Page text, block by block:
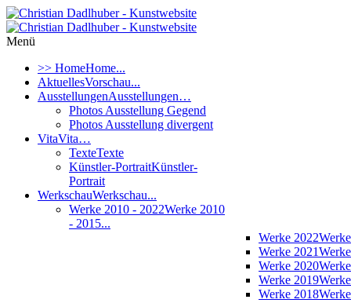
Menü
>> HomeHome...
AktuellesVorschau...
AusstellungenAusstellungen…
Photos Ausstellung Gegend
Photos Ausstellung divergent
VitaVita…
TexteTexte
Künstler-PortraitKünstler-
Portrait
WerkschauWerkschau...
Werke 2010 - 2022Werke 2010
- 2015...
Werke 2022
Werke 2021
Werke 2020
Werke 2019
Werke 2018